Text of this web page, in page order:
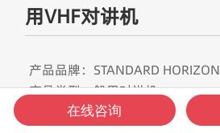
用VHF对讲机
产品品牌：STANDARD HORIZON
产品类型：船用对讲机
产品频段：VHF频段
在线咨询